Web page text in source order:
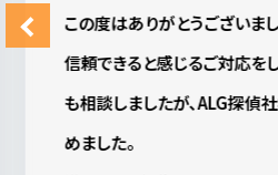
に連絡下さったことはとても
調査の時、リアルタイムでの
おまかせできました。
費用も報告もすぐにわかるよ